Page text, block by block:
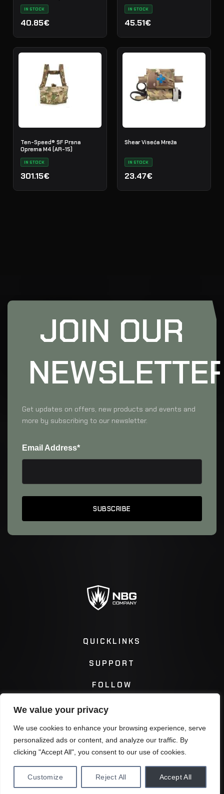
We value your privacy
We use cookies to enhance your browsing experience, serve
personalized ads or content, and analyze our traffic. By
clicking "Accept All", you consent to our use of cookies.
Customize Reject All Accept All
IN STOCK
40.85€
IN STOCK
45.51€
Ten-Speed® SF Prsna
Oprema M4 (AR-15)
IN STOCK
301.15€
Shear Viseća Mreža
IN STOCK
23.47€
JOIN OUR
Get updates on offers, new products and events and
more by subscribing to our newsletter.
Email Address*
QUICKLINKS
SUPPORT
FOLLOW
Instagram